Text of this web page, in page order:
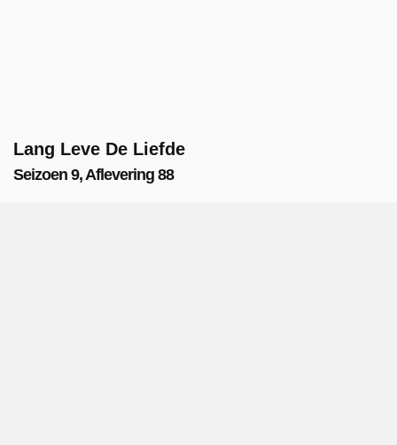
Lang Leve De Liefde
Seizoen 9, Aflevering 88